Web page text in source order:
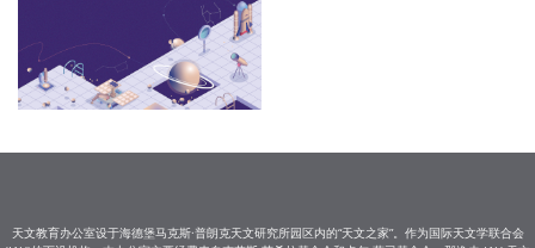
天文教育办公室设于海德堡马克斯·普朗克天文研究所园区内的“天文之家”。作为国际天文学联合会